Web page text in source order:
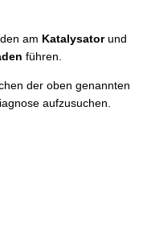
am Katalysatorund
führen.
der oben genannten
aufzusuchen.